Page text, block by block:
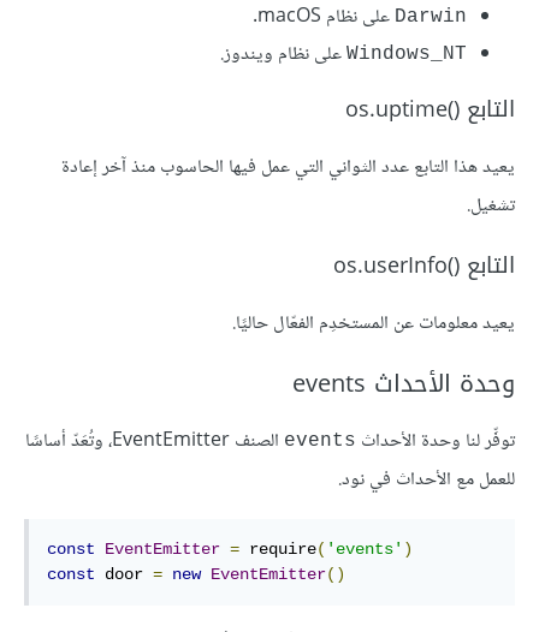
Darwin على نظام macOS.
Windows_NT على نظام ويندوز.
التابع os.uptime()‎
يعيد هذا التابع عدد الثواني التي عمل فيها الحاسوب منذ آخر إعادة
تشغيل.
التابع os.userInfo()‎
يعيد معلومات عن المستخدِم الفعّال حاليًا.
وحدة الأحداث events
توفِّر لنا وحدة الأحداث events
الصنف EventEmitter، وتُعَدّ أساسًا
للعمل مع الأحداث في نود.
const EventEmitter = require( 'events' )
const door = new EventEmitter()